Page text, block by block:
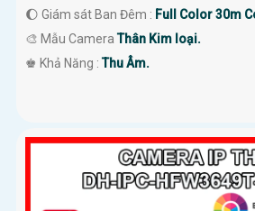
🌔 Giám sát Ban Đêm : Full Color 30m
🎨 Mẫu CameraThân Kim loại.
️♚ Khả Năng :Thu Âm.